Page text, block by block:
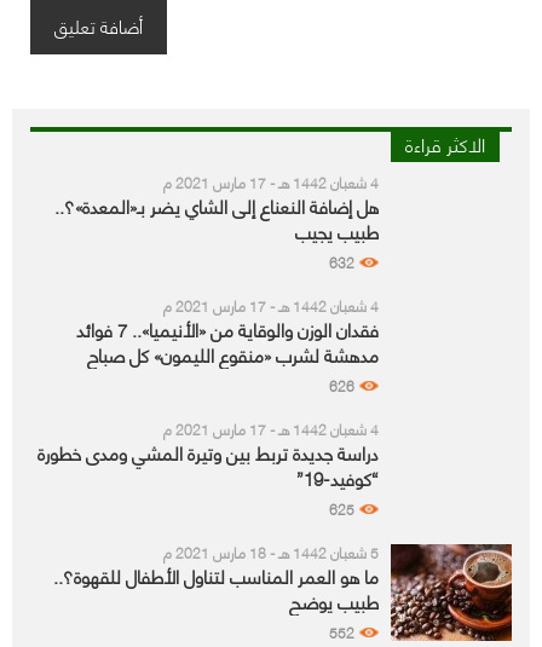
الاكثر قراءة
4 شعبان 1442 هـ - 17 مارس 2021 م
هل إضافة النعناع إلى الشاي يضر بـ«المعدة»؟..
طبيب يجيب
632
4 شعبان 1442 هـ - 17 مارس 2021 م
فقدان الوزن والوقاية من «الأنيميا».. 7 فوائد
مدهشة لشرب «منقوع الليمون» كل صباح
626
4 شعبان 1442 هـ - 17 مارس 2021 م
دراسة جديدة تربط بين وتيرة المشي ومدى خطورة
“كوفيد-19”
625
5 شعبان 1442 هـ - 18 مارس 2021 م
ما هو العمر المناسب لتناول الأطفال للقهوة؟..
طبيب يوضح
552